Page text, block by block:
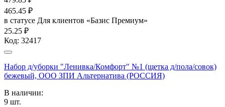
465.45 ₽
в статусе Для клиентов «Базис Премиум»
25.25 ₽
Код: 32417
Набор д/уборки "Ленивка/Комфорт" №1 (щетка д/пола/совок)
бежевый, ООО ЗПИ Альтернатива (РОССИЯ)
В наличии:
9 шт.